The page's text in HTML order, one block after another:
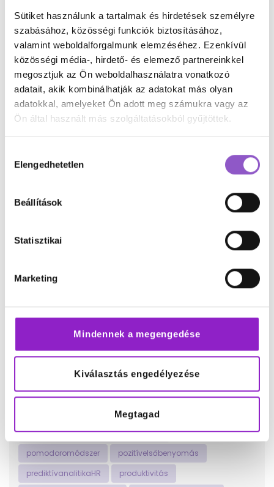
Sütiket használunk a tartalmak és hirdetések személyre
szabásához, közösségi funkciók biztosításához,
valamint weboldalforgalmunk elemzéséhez. Ezenkívül
közösségi média-, hirdető- és elemező partnereinkkel
megosztjuk az Ön weboldalhasználatra vonatkozó
adatait, akik kombinálhatják az adatokat más olyan
adatokkal, amelyeket Ön adott meg számukra vagy az
Ön által használt más szolgáltatásokból gyűjtöttek.
kiválasztása
Elengedhetetlen
Beállítások
Statisztikai
Marketing
Mindennek a megengedése
Kiválasztás engedélyezése
Megtagad
munkaerőpiaciversenyképesség
munkaerőpiaciversenyképesség40felett
munkahely váltás
munkahelyidiverzitás
munkahelyiegészségmegőrzés
munkahelyijólét
munkahelyijóllét
munkahelyikészségek
munkahelyiszünetek
munkaterheklevezetése
munkavállalóiélmény
nyíltkommunikáció
olvasásmintstresszoldó
önfejlesztés
önismeretfejlesztése
onlinejelenlét
onlineképzések
onlinetanfolyamok
önmegvalósításútjai
önvizsgálatésreflexió
pihenésésregenerálódás
pihentetőszabadidőstevékenységek
pomodoromódszer
pozitívelsőbenyomás
prediktívanalitikaHR
produktivitás